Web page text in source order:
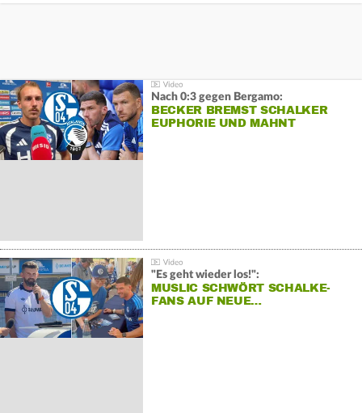
Nach 0:3 gegen Bergamo:
BECKER BREMST SCHALKER
EUPHORIE UND MAHNT
"Es geht wieder los!":
MUSLIC SCHWÖRT SCHALKE-
FANS AUF NEUE…